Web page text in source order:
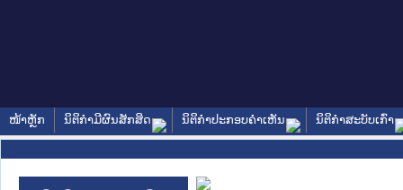
ໜ້າຫຼັກ ນິຕິກໍາມີຜົນສັກສິດ ນິຕິກໍາປະກອບຄໍາເຫັນ ນິຕິກໍາສະບັບເກົ່າ